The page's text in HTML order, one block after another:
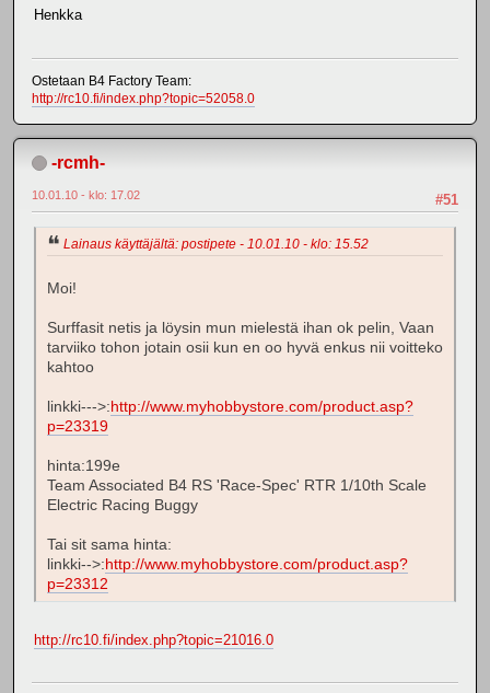
Henkka
Ostetaan B4 Factory Team:
http://rc10.fi/index.php?topic=52058.0
-rcmh-
#51
10.01.10 - klo: 17.02
Lainaus käyttäjältä: postipete - 10.01.10 - klo: 15.52
Moi!
Surffasit netis ja löysin mun mielestä ihan ok pelin, Vaan
tarviiko tohon jotain osii kun en oo hyvä enkus nii voitteko
kahtoo
linkki--->:http://www.myhobbystore.com/product.asp?
p=23319
hinta:199e
Team Associated B4 RS 'Race-Spec' RTR 1/10th Scale
Electric Racing Buggy
Tai sit sama hinta:
linkki-->:http://www.myhobbystore.com/product.asp?
p=23312
http://rc10.fi/index.php?topic=21016.0